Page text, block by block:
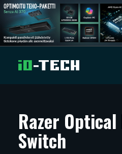
UUTISET
ARTIKKELIT
Razer Optical
Switch